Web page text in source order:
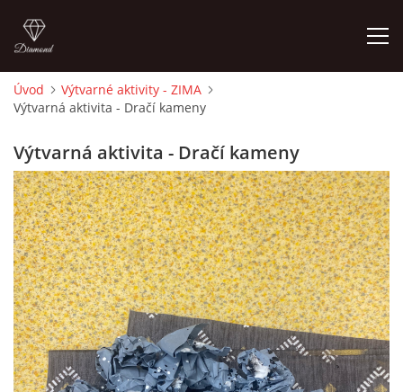
ÚVOD
O MĚ
FOTOALBUM
DĚJINY VÝTVARNÉHO UMĚNÍ
NOVINKY ZE ŠKOLSTVÍ 2025
ROČNÍ PLÁN - INSPIRACE /DLE NOVÉHO RVP PV 2025
Úvod
Výtvarné aktivity - ZIMA
Výtvarná aktivita - Dračí kameny
Výtvarná aktivita - Dračí kameny